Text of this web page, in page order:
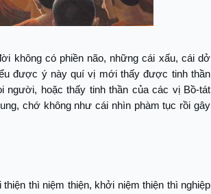
không có phiền não, những cái xấu, cái dở
được ý này quí vị mới thấy được tinh thần
hoặc thấy tinh thần của các vị Bồ-tát
chớ không như cái nhìn phàm tục rồi gây
thì niệm thiện, khởi niệm thiện thì nghiệp